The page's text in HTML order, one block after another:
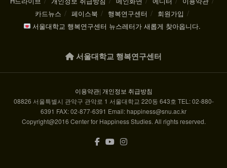
카드뉴스
페이스북 행복연구센터
회원가입
서울대학교 행복연구센터 뉴스레터가 새롭게 찾아옵니다.
서울대학교 행복연구센터
이용약관| 개인정보 취급방침
08826 서울특별시 관악구 관악로 1 서울대학교 220동 643호 TEL: 02-880-
6391 FAX: 02-877-6391 Email: happiness@snu.ac.kr
Copyright@2016 Center for Happiness Studies. All rights reserved.